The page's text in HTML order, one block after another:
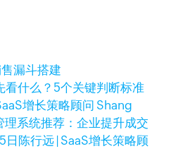
漏斗搭建
看什么？5个关键判断标准
增长策略顾问 Shang
系统推荐：企业提升成交
日 陈行远 | SaaS增长策略顾